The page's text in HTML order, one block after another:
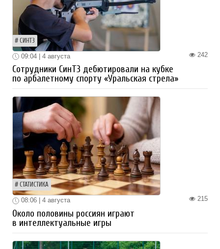
СИНТЗ
242
09:04 | 4 августа
Сотрудники СинТЗ дебютировали на кубке
по арбалетному спорту «Уральская стрела»
СТАТИСТИКА
215
08:06 | 4 августа
Около половины россиян играют
в интеллектуальные игры